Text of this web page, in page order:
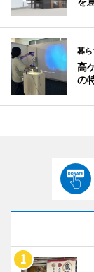
暮ら
高
の